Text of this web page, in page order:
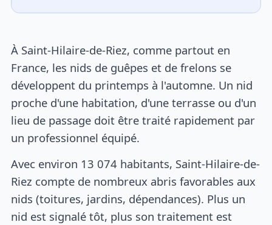
À Saint-Hilaire-de-Riez, comme partout en
France, les nids de guêpes et de frelons se
développent du printemps à l'automne. Un nid
proche d'une habitation, d'une terrasse ou d'un
lieu de passage doit être traité rapidement par
un professionnel équipé.
Avec environ 13 074 habitants, Saint-Hilaire-de-
Riez compte de nombreux abris favorables aux
nids (toitures, jardins, dépendances). Plus un
nid est signalé tôt, plus son traitement est